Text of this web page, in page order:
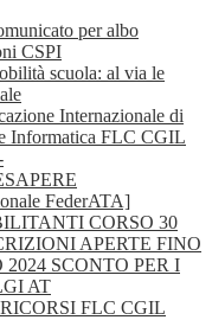
per albo
CSPI
scuola: al via le
Internazionale di
Informatica FLC CGIL
FederATA]
CORSO 30
APERTE FINO
SCONTO PER I
AT
FLC CGIL